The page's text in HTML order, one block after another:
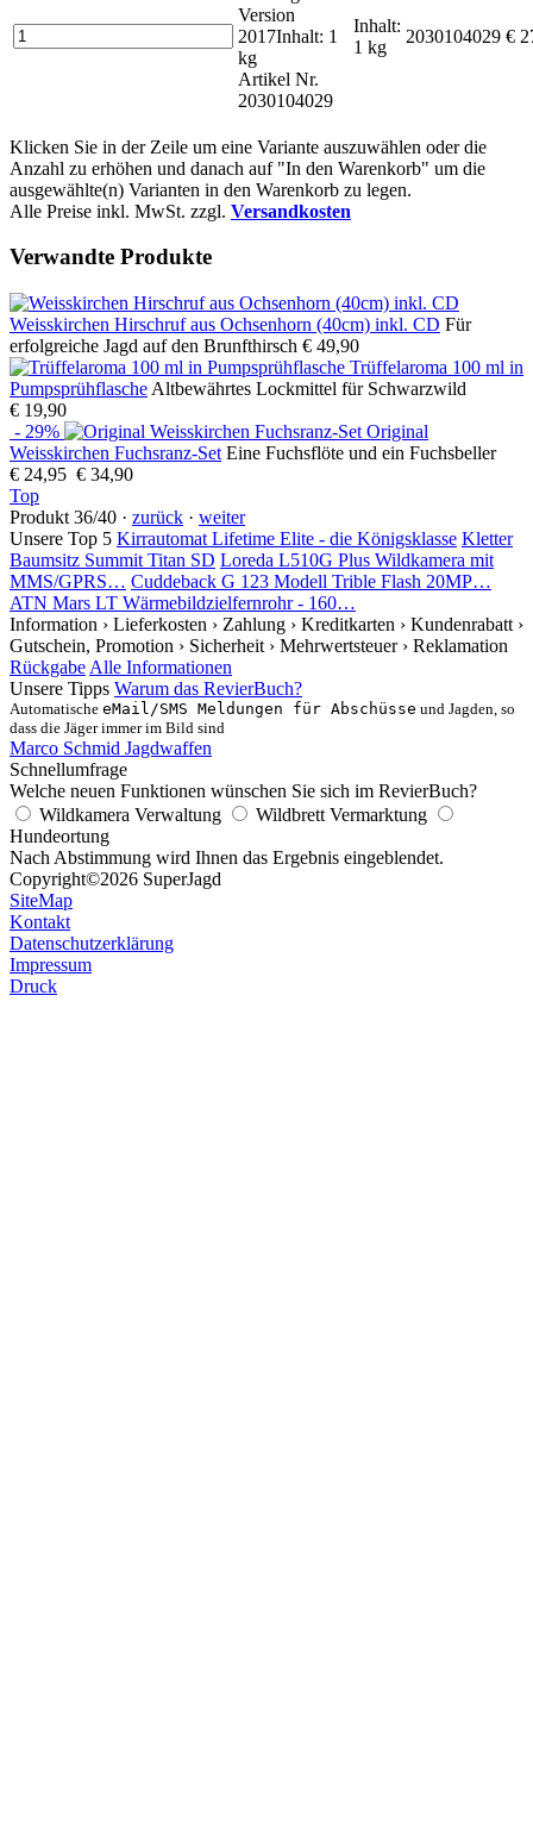
Version
2017Inhalt: 1
kg
Artikel Nr.
2030104029
Inhalt:
1 kg
2030104029 €
Klicken Sie in der Zeile um eine Variante auszuwählen oder die
Anzahl zu erhöhen und danach auf "In den Warenkorb" um die
ausgewählte(n) Varianten in den Warenkorb zu legen.
Alle Preise inkl. MwSt. zzgl. Versandkosten
Verwandte Produkte
Weisskirchen Hirschruf aus Ochsenhorn (40cm) inkl. CD Für
erfolgreiche Jagd auf den Brunfthirsch € 49,90
Trüffelaroma 100 ml in
Pumpsprühflasche Altbewährtes Lockmittel für Schwarzwild
€ 19,90
- 29%
Original
Weisskirchen Fuchsranz-Set Eine Fuchsflöte und ein Fuchsbeller
€ 24,95 € 34,90
Top
Produkt 36/40 · zurück · weiter
Unsere Top 5 Kirrautomat Lifetime Elite - die Königsklasse Kletter
Baumsitz Summit Titan SD Loreda L510G Plus Wildkamera mit
MMS/GPRS… Cuddeback G 123 Modell Trible Flash 20MP…
ATN Mars LT Wärmebildzielfernrohr - 160…
Information › Lieferkosten › Zahlung › Kreditkarten › Kundenrabatt ›
Gutschein, Promotion › Sicherheit › Mehrwertsteuer › Reklamation
Rückgabe Alle Informationen
Unsere Tipps Warum das RevierBuch?
Automatische eMail/SMS Meldungen für Abschüsse und Jagden, so
dass die Jäger immer im Bild sind
Marco Schmid Jagdwaffen
Schnellumfrage
Welche neuen Funktionen wünschen Sie sich im RevierBuch?
Wildkamera Verwaltung
Wildbrett Vermarktung
Hundeortung
Nach Abstimmung wird Ihnen das Ergebnis eingeblendet.
Copyright©2026 SuperJagd
SiteMap
Kontakt
Datenschutzerklärung
Impressum
Druck